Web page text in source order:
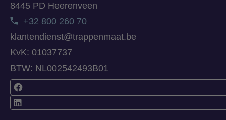
8445 PD Heerenveen
+32 800 260 70
klantendienst@trappenmaat.be
KvK: 01037737
BTW: NL002542493B01